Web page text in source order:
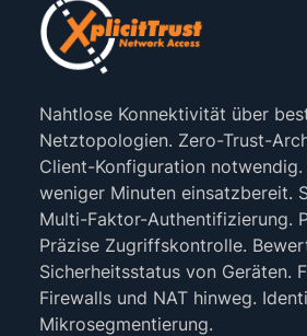
Nahtlose Konnektivität über
Netztopologien. Zero-Trust-
Client-Konfiguration notwendig.
weniger Minuten einsatzbereit.
Multi-Faktor-Authentifizierung.
Präzise Zugriffskontrolle.
Sicherheitsstatus von Geräten.
Firewalls und NAT hinweg.
Mikrosegmentierung.